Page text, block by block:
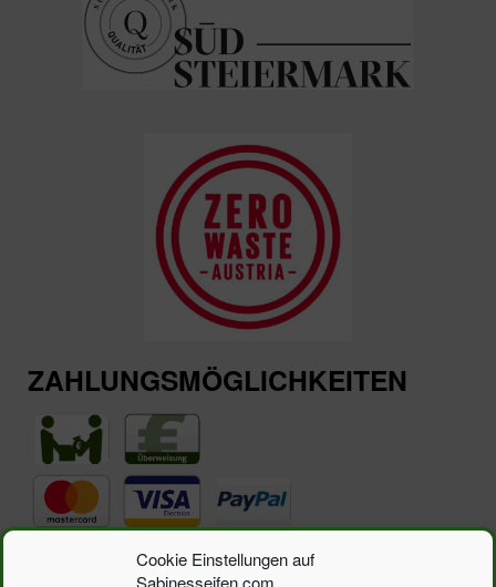
Cookie Einstellungen auf
Sabinesseifen.com
ZAHLUNGSMÖGLICHKEITEN
Suchen